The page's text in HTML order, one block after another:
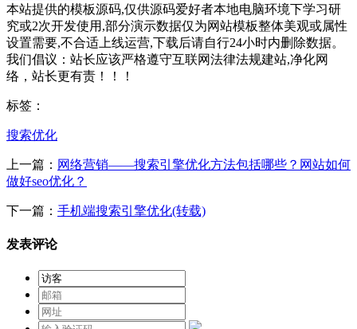
本站提供的模板源码,仅供源码爱好者本地电脑环境下学习研
究或2次开发使用,部分演示数据仅为网站模板整体美观或属性
设置需要,不合适上线运营,下载后请自行24小时内删除数据。
我们倡议：站长应该严格遵守互联网法律法规建站,净化网
络，站长更有责！！！
标签：
搜索优化
上一篇： 网络营销——搜索引擎优化方法包括哪些？网站如何
做好seo优化？
下一篇： 手机端搜索引擎优化(转载)
发表评论